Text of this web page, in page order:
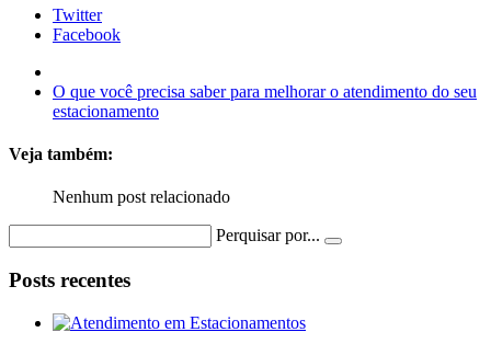
Twitter
Facebook
O que você precisa saber para melhorar o atendimento do seu
estacionamento
Veja também:
Nenhum post relacionado
Perquisar por...
Posts recentes